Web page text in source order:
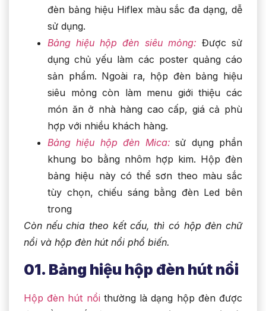
đèn bảng hiệu Hiflex màu sắc đa dạng, dễ
sử dụng.
Bảng hiệu hộp đèn siêu mỏng: Được sử
dụng chủ yếu làm các poster quảng cáo
sản phẩm. Ngoài ra, hộp đèn bảng hiệu
siêu mỏng còn làm menu giới thiệu các
món ăn ở nhà hàng cao cấp, giá cả phù
hợp với nhiều khách hàng.
Bảng hiệu hộp đèn Mica: sử dụng phần
khung bo bằng nhôm hợp kim. Hộp đèn
bảng hiệu này có thể sơn theo màu sắc
tùy chọn, chiếu sáng bằng đèn Led bên
trong
Còn nếu chia theo kết cấu, thì có hộp đèn chữ
nổi và hộp đèn hút nổi phổ biến.
01. Bảng hiệu hộp đèn hút nổi
Hộp đèn hút nổi thường là dạng hộp đèn được